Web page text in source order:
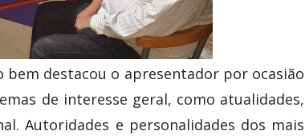
destacou o apresentador por ocasião
de interesse geral, como atualidades,
Autoridades e personalidades dos mais